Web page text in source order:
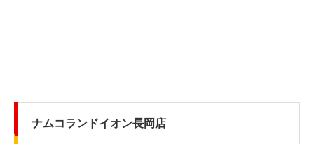
ナムコランドイオン長岡店